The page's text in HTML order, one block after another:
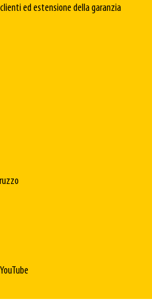
ed estensione della garanzia